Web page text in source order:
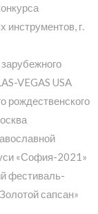
инструментов, г.
VEGAS USA
рождественского
«София-2021»
фестиваль-
сапсан»